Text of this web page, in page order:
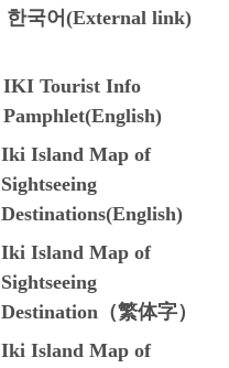
한국어(External link)
IKI Tourist Info
Pamphlet(English)
Iki Island Map of
Sightseeing
Destinations(English)
Iki Island Map of
Sightseeing
Destination（繁体字）
Iki Island Map of